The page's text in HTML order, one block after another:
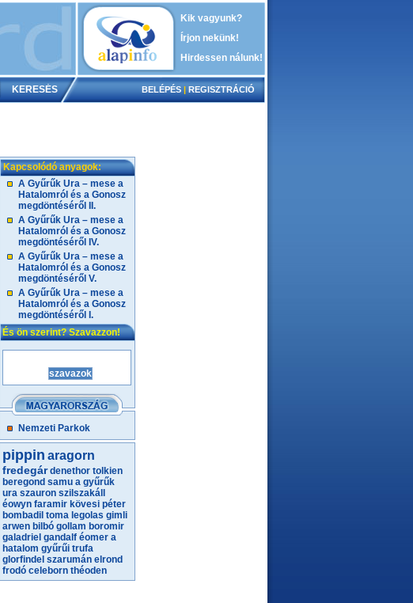
Kik vagyunk?
Írjon nekünk!
Hirdessen nálunk!
BELÉPÉS | REGISZTRÁCIÓ
Kapcsolódó anyagok:
A Gyűrűk Ura – mese a
Hatalomról és a Gonosz
megdöntéséről II.
A Gyűrűk Ura – mese a
Hatalomról és a Gonosz
megdöntéséről IV.
A Gyűrűk Ura – mese a
Hatalomról és a Gonosz
megdöntéséről V.
A Gyűrűk Ura – mese a
Hatalomról és a Gonosz
megdöntéséről I.
És ön szerint? Szavazzon!
Nemzeti Parkok
pippin aragorn
fredegár denethor tolkien
beregond samu a gyűrűk
ura szauron szilszakáll
éowyn faramir kövesi péter
bombadil toma legolas gimli
arwen bilbó gollam boromir
galadriel gandalf éomer a
hatalom gyűrűi trufa
glorfindel szarumán elrond
frodó celeborn théoden